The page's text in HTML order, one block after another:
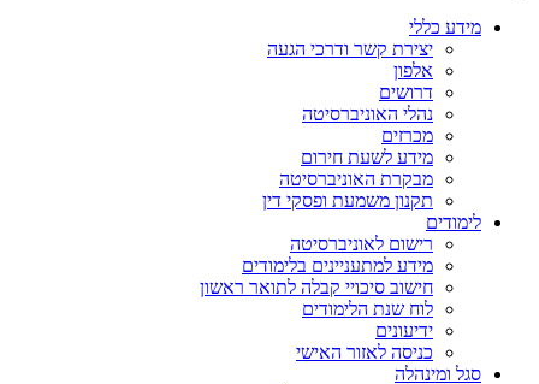
מידע כללי
יצירת קשר ודרכי הגעה
אלפון
דרושים
נהלי האוניברסיטה
מכרזים
מידע לשעת חירום
מבקרת האוניברסיטה
תקנון משמעת ופסקי דין
לימודים
רישום לאוניברסיטה
מידע למתעניינים בלימודים
חישוב סיכויי קבלה לתואר ראשון
לוח שנת הלימודים
ידיעונים
כניסה לאזור האישי
סגל ומינהלה